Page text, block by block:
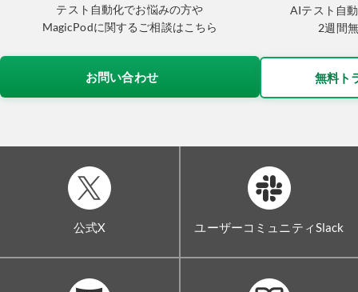
テスト自動化でお悩みの方や
MagicPodに関するご相談はこちら
お問い合わせ
AIテスト自
2週間
無料ト
公式X ユーザーコミュニティSlack